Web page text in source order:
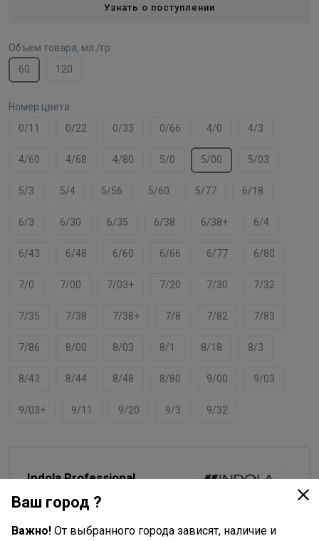
Узнать о поступлении
Объем товара, мл./гр
60
120
Номер цвета
0/11
0/22 0/33 0/66 4/0 4/3
4/60 4/68 4/80 5/0 5/00 5/03
5/3 5/4 5/56 5/60 5/77 6/18
6/3 6/30 6/35 6/38 6/38+ 6/4
6/43 6/48 6/60 6/66 6/77 6/80
7/0 7/00 7/03+ 7/20 7/30 7/32
7/35 7/38 7/38+ 7/8 7/82 7/83
7/86 8/00 8/03 8/1 8/18 8/3
8/43 8/44 8/48 8/80 9/00 9/03
9/03+ 9/11 9/20 9/3 9/32
Indola Professional
Ваш город ?
Важно! От выбранного города зависят, наличие и